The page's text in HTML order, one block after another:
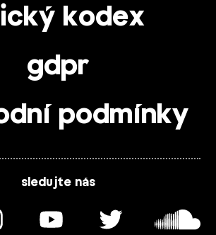
kodex
gdpr
podmínky
sledujte nás